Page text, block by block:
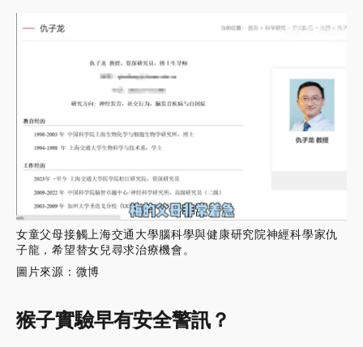
女童父母接觸上海交通大學腦科學與健康研究院神經科學家仇
子龍，希望替女兒尋求治療機會。
圖片來源：微博
猴子實驗早有安全警訊？